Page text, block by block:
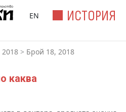
ИСТОРИЯ
EN
> Брой 18, 2018
каква